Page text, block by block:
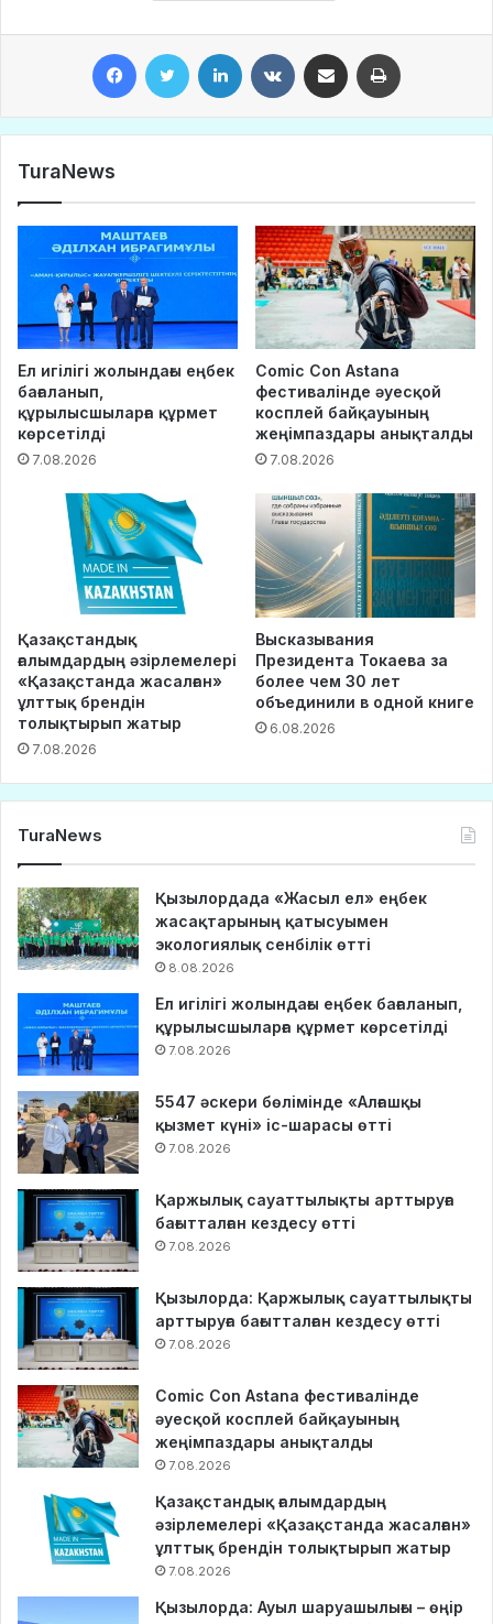
TuraNews
Ел игілігі жолындағы еңбек
бағаланып,
құрылысшыларға құрмет
көрсетілді
7.08.2026
Comic Con Astana
фестивалінде әуесқой
косплей байқауының
жеңімпаздары анықталды
7.08.2026
Қазақстандық
ғалымдардың әзірлемелері
«Қазақстанда жасалған»
ұлттық брендін
толықтырып жатыр
7.08.2026
Высказывания
Президента Токаева за
более чем 30 лет
объединили в одной книге
6.08.2026
TuraNews
Қызылордада «Жасыл ел» еңбек
жасақтарының қатысуымен
экологиялық сенбілік өтті
8.08.2026
Ел игілігі жолындағы еңбек бағаланып,
құрылысшыларға құрмет көрсетілді
7.08.2026
5547 әскери бөлімінде «Алғашқы
қызмет күні» іс-шарасы өтті
7.08.2026
Қаржылық сауаттылықты арттыруға
бағытталған кездесу өтті
7.08.2026
Қызылорда: Қаржылық сауаттылықты
арттыруға бағытталған кездесу өтті
7.08.2026
Comic Con Astana фестивалінде
әуесқой косплей байқауының
жеңімпаздары анықталды
7.08.2026
Қазақстандық ғалымдардың
әзірлемелері «Қазақстанда жасалған»
ұлттық брендін толықтырып жатыр
7.08.2026
Қызылорда: Ауыл шаруашылығы – өңір